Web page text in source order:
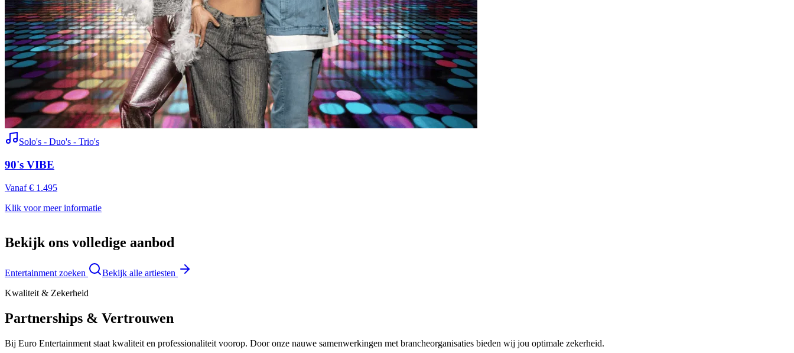
Solo's - Duo's - Trio's
90's VIBE
Vanaf € 1.495
Klik voor meer informatie
Bekijk ons volledige aanbod
Entertainment zoeken
Bekijk alle artiesten
Kwaliteit & Zekerheid
Partnerships & Vertrouwen
Bij Euro Entertainment staat kwaliteit en professionaliteit voorop. Door onze nauwe samenwerkingen met brancheorganisaties bieden wij jou optimale zekerheid.